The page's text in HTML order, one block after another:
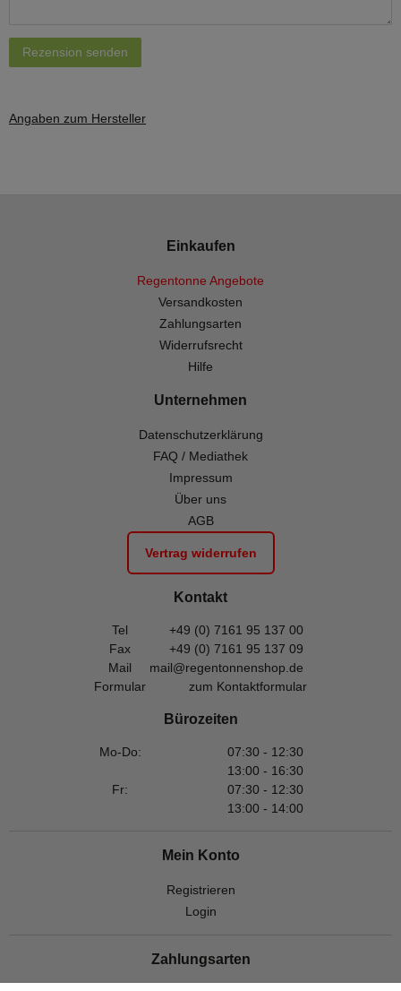
Rezension senden
Angaben zum Hersteller
Einkaufen
Regentonne Angebote
Versandkosten
Zahlungsarten
Widerrufsrecht
Hilfe
Unternehmen
Datenschutzerklärung
FAQ / Mediathek
Impressum
Über uns
AGB
Vertrag widerrufen
Kontakt
Tel
+49 (0) 7161 95 137 00
Fax
+49 (0) 7161 95 137 09
Mail
mail@regentonnenshop.de
Formular
zum Kontaktformular
Bürozeiten
Mo-Do:
07:30 - 12:30
13:00 - 16:30
Fr:
07:30 - 12:30
13:00 - 14:00
Mein Konto
Registrieren
Login
Zahlungsarten